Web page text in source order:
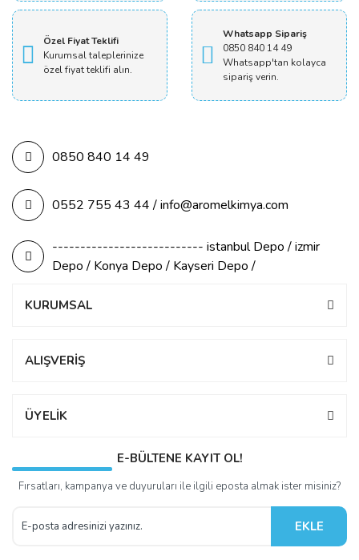
Özel Fiyat Teklifi
Kurumsal taleplerinize
özel fiyat teklifi alın.
Whatsapp Sipariş
0850 840 14 49
Whatsapp'tan kolayca
sipariş verin.
0850 840 14 49
0552 755 43 44 / info@aromelkimya.com
--------------------------- istanbul Depo / izmir
Depo / Konya Depo / Kayseri Depo /
KURUMSAL
ALIŞVERİŞ
ÜYELİK
E-BÜLTENE KAYIT OL!
Fırsatları, kampanya ve duyuruları ile ilgili eposta almak ister misiniz?
EKLE